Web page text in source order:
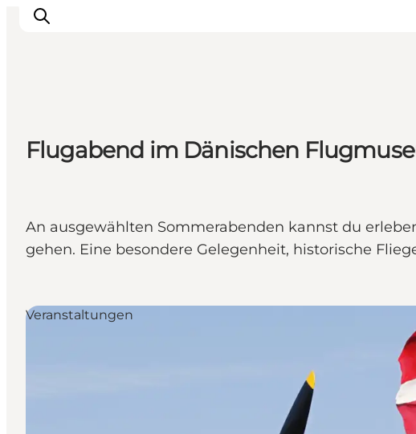
Inspiration
Regionen
Reiseplanung
Flugabend im Dänischen
An ausgewählten Sommerabenden kannst du
gehen. Eine besondere Gelegenheit, historische
Veranstaltungen